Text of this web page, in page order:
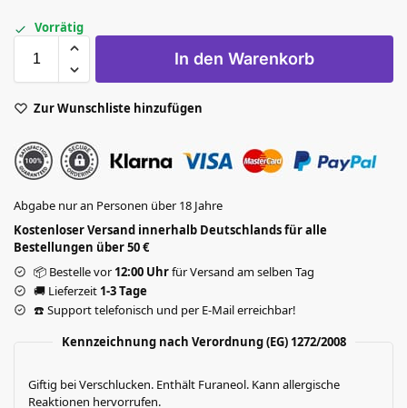
Vorrätig
In den Warenkorb
Zur Wunschliste hinzufügen
Abgabe nur an Personen über 18 Jahre
Kostenloser Versand innerhalb Deutschlands für alle
Bestellungen über 50 €
📦 Bestelle vor12:00 Uhrfür Versand am selben Tag
🚚 Lieferzeit 1-3 Tage
☎️ Support telefonisch und per E-Mail erreichbar!
Kennzeichnung nach Verordnung (EG) 1272/2008
Giftig bei Verschlucken. Enthält Furaneol. Kann allergische
Reaktionen hervorrufen.